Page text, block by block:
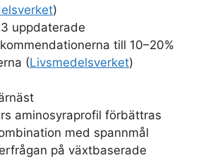
)
uppdaterade
till 10–20%
(Livsmedelsverket)
aminosyraprofil förbättras
med spannmål
på växtbaserade